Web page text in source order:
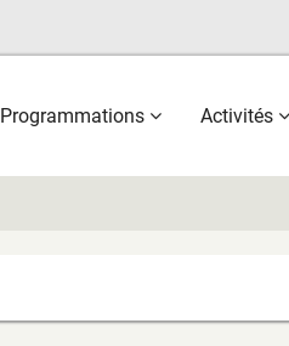
Programmations Activités